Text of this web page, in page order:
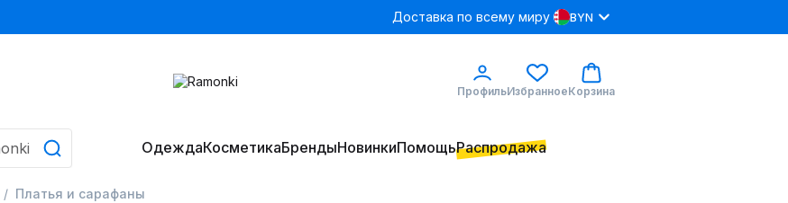
Доставка по всему миру BYN
ПрофильИзбранноеКорзина
ОдеждаКосметикаБрендыНовинкиПомощьРаспродажа
Платья и сарафаны